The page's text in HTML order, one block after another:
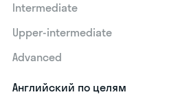
Intermediate
Upper-intermediate
Advanced
Английский по целям